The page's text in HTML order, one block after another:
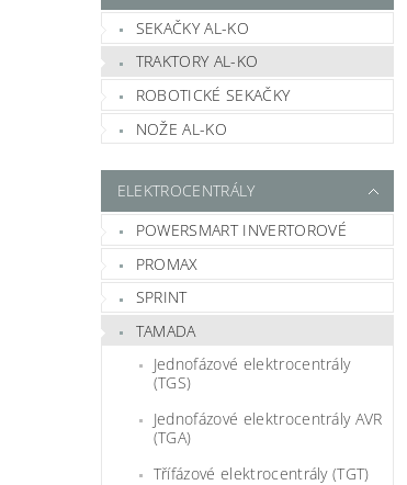
SEKAČKY AL-KO
TRAKTORY AL-KO
ROBOTICKÉ SEKAČKY
NOŽE AL-KO
ELEKTROCENTRÁLY
POWERSMART INVERTOROVÉ
PROMAX
SPRINT
TAMADA
Jednofázové elektrocentrály
(TGS)
Jednofázové elektrocentrály AVR
(TGA)
Třífázové elektrocentrály (TGT)